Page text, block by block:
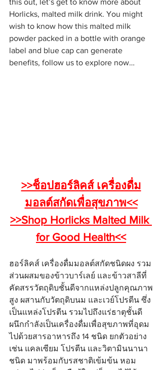
this out, let’s get to know more about
Horlicks, malted milk drink. You might
wish to know how this malted milk
powder packed in a bottle with orange
label and blue cap can generate
benefits, follow us to explore now…
>>ช็อปฮอร์ลิคส์ เครื่องดื่ม
มอลต์สกัดเพื่อสุขภาพ<<
>>Shop Horlicks Malted Milk
for Good Health<<
ฮอร์ลิคส์ เครื่องดื่มมอลต์สกัดชนิดผง รวม
ส่วนผสมของข้าวบาร์เลย์ และข้าวสาลีที่
คัดสรรวัตถุดิบชั้นดีจากแหล่งปลูกคุณภาพ
สูง ผสานกับวัตถุดิบนม และเวย์โปรตีน ซึ่ง
เป็นแหล่งโปรตีน รวมไปถึงแร่ธาตุชั้นดี
ผนึกกำลังเป็นเครื่องดื่มเพื่อสุขภาพที่อุดม
ไปด้วยสารอาหารถึง 14 ชนิด ยกตัวอย่าง
เช่น แคลเซียม โปรตีน และวิตามินนานา
ชนิด มาพร้อมกับรสชาติเข้มข้น หอม